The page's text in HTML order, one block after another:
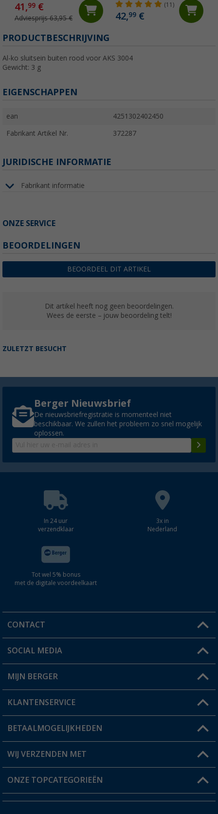
41,99 €
Adviesprijs 63,95 €
(11)
42,99€
PRODUCTBESCHRIJVING
Al-ko sluitsein buiten rood voor AKS 3004
Gewicht: 3 g
EIGENSCHAPPEN
ean 4251302402450
Fabrikant Artikel Nr. 372287
JURIDISCHE INFORMATIE
Fabrikant informatie
ONZE SERVICE
BEOORDELINGEN
BEOORDEEL DIT ARTIKEL
Dit artikel heeft nog geen beoordelingen.
Wees de eerste – jouw beoordeling telt!
ZULETZT BESUCHT
Berger Nieuwsbrief
De nieuwsbriefregistratie is momenteel niet
beschikbaar. We zullen het probleem zo snel mogelijk
oplossen.
In 24 uur
verzendklaar
3x in
Nederland
Tot wel 5% bonus
met de digitale voordeelkaart
CONTACT
Een vraag?
Winkel vinden
SOCIAL MEDIA
MIJN BERGER
Mijn account
Status bestelling
Verlanglijstje
KLANTENSERVICE
FAQ & Contact
Verzendinformatie
Catalogus
BETAALMOGELIJKHEDEN
WIJ VERZENDEN MET
ONZE TOPCATEGORIEËN